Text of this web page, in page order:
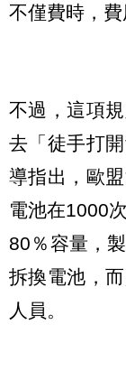
不僅費時，費
不過，這項
去「徒手打
導指出，歐
電池在1000
80％容量，
拆換電池，
人員。